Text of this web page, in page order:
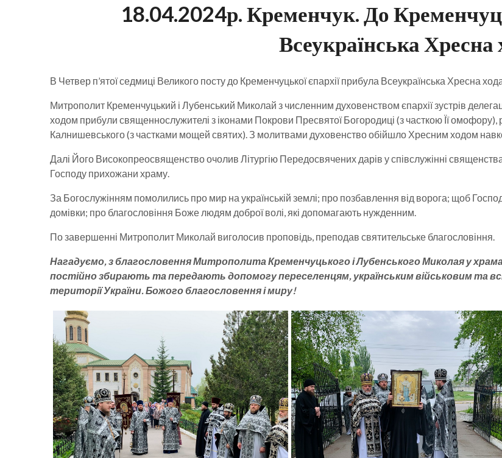
18.04.2024р. Кременчук. До
Всеукраїнська Хресна
В Четвер п’ятої седмиці Великого посту до Кременчуцької єпархії прибула Всеукраїнська Хресна
Митрополит Кременчуцький і Лубенський Миколай з численним духовенством єпархії зустрів
ходом прибули священнослужителі з іконами Покрови Пресвятої Богородиці (з часткою Її
Калнишевського (з частками мощей святих). З молитвами духовенство обійшло Хресним ходом
Далі Його Високопреосвященство очолив Літургію Передосвячених дарів у співслужінні
Господу прихожани храму.
За Богослужінням помолились про мир на українській землі; про позбавлення від ворога; щоб
домівки; про благословіння Боже людям доброї волі, які допомагають нужденним.
По завершенні Митрополит Миколай виголосив проповідь, преподав святительське благословіння.
Нагадуємо, з благословення Митрополита Кременчуцького і Лубенського Миколая у
постійно збирають та передають допомогу переселенцям, українським військовим та
території України. Божого благословення і миру!